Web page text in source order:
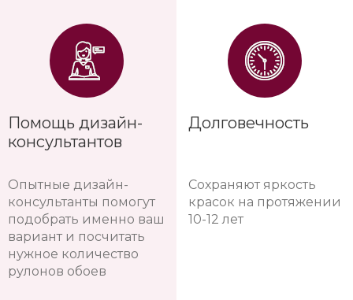
Помощь дизайн-
консультантов
Опытные дизайн-
консультанты помогут
подобрать именно ваш
вариант и посчитать
нужное количество
рулонов обоев
Долговечность
Сохраняют яркость
красок на протяжении
10-12 лет